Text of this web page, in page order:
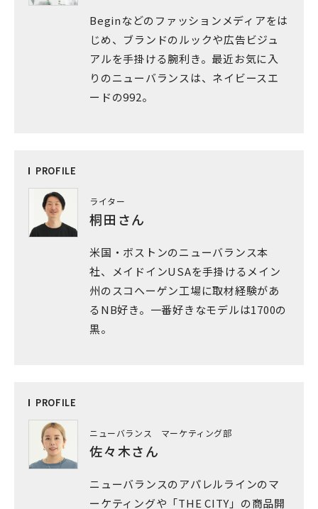
Beginなどのファッションメディアをは
じめ、ブランドのルックや広告ビジュ
アルを手掛ける腕利き。最近お気に入
りのニューバランスは、ネイビースエ
ードの992。
PROFILE
ライター
桐田さん
米国・ボストンのニューバランス本
社、メイドインUSAを手掛けるメイン
州のスコヘーゲン工場に取材経験があ
るNB好き。一番好きなモデルは1700の
黒。
PROFILE
ニューバランス マーケティング部
佐々木さん
ニューバランスのアパレルラインのマ
ーケティングや「THE CITY」の商品開